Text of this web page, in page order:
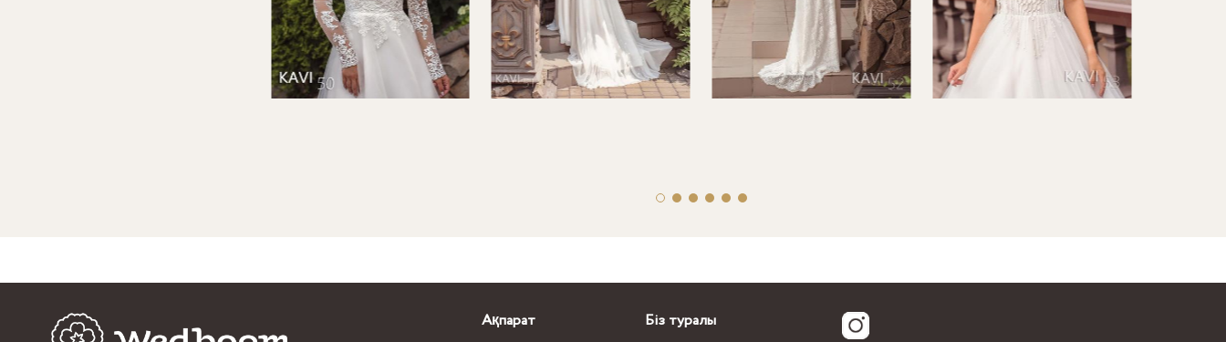
Ақпарат
Біз туралы